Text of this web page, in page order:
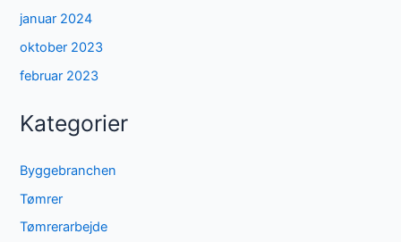
januar 2024
oktober 2023
februar 2023
Kategorier
Byggebranchen
Tømrer
Tømrerarbejde